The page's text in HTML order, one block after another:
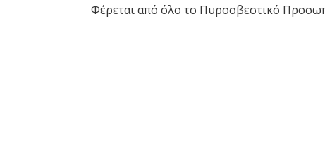
Φέρεται από όλο το Πυροσβεστικό